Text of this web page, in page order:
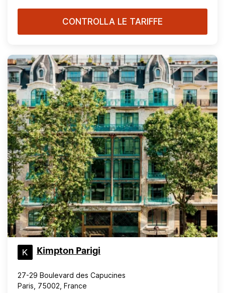
CONTROLLA LE TARIFFE
Kimpton Parigi
27-29 Boulevard des Capucines
Paris, 75002, France